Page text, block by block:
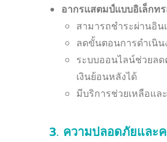
อากรแสตมป์แบบอิเล็กท
สามารถชำระผ่านอิน
ลดขั้นตอนการดำเนิ
ระบบออนไลน์ช่วยล
เงินย้อนหลังได้
มีบริการช่วยเหลือแล
3. ความปลอดภัยและ